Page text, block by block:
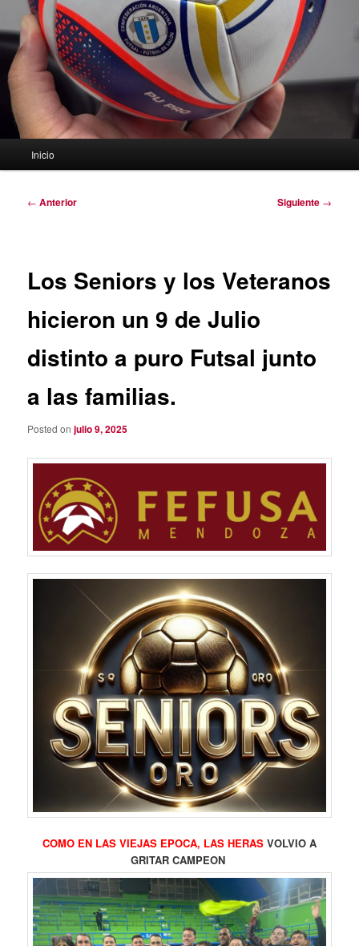
Inicio
Navegación
← Anterior Siguiente →
Los Seniors y los Veteranos
hicieron un 9 de Julio
distinto a puro Futsal junto
a las familias.
Posted onjulio 9, 2025
COMO EN LAS VIEJAS EPOCA, LAS HERAS VOLVIO A
GRITAR CAMPEON